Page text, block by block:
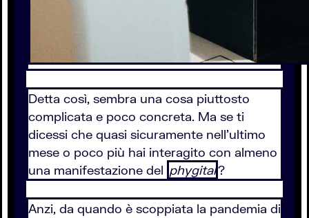
Detta così, sembra una cosa piuttosto
complicata e poco concreta. Ma se ti
dicessi che quasi sicuramente nell'ultimo
mese o poco più hai interagito con almeno
una manifestazione del phygital?
Anzi, da quando è scoppiata la pandemia di